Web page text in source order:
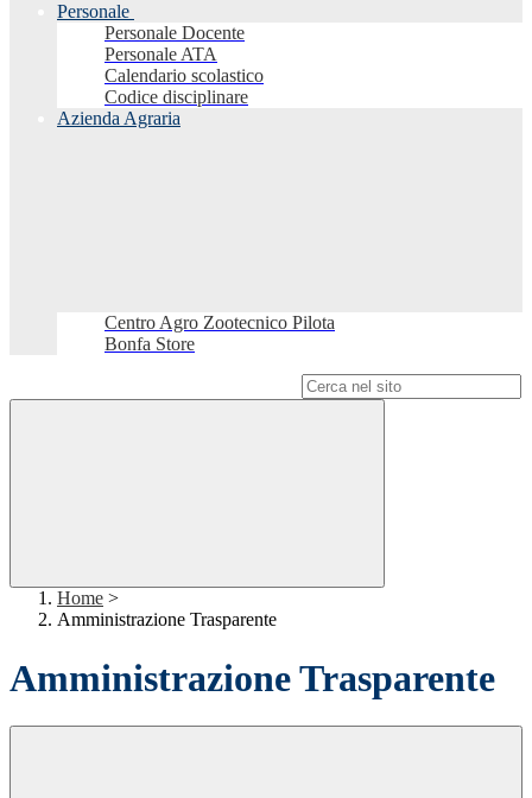
Personale
Personale Docente
Personale ATA
Calendario scolastico
Codice disciplinare
Azienda Agraria
Centro Agro Zootecnico Pilota
Bonfa Store
Home >
Amministrazione Trasparente
Amministrazione Trasparente